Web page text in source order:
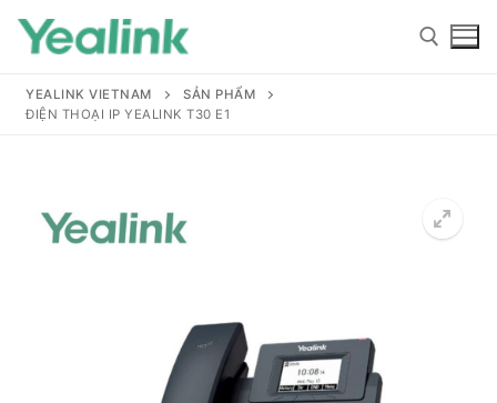
YEALINK VIETNAM
SẢN PHẨM
ĐIỆN THOẠI IP YEALINK T30 E1